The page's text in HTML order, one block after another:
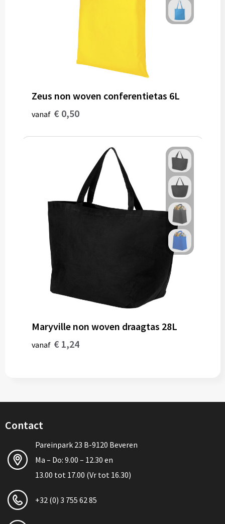
Zeus non woven conferentietas 6L
vanaf € 0,50
Maryville non woven draagtas 28L
vanaf € 1,24
Contact
Pareinpark 23 B-9120 Beveren
Ma – Do: 9.00 – 12.30 en
13.00 tot 17.00 (Vr tot 16.30)
+32 (0) 3 755 62 85